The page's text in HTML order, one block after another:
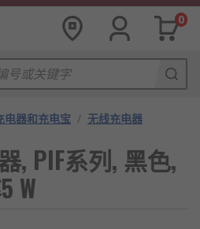
0
电器和充电宝 / 无线充电器
, PIF系列, 黑色,
W